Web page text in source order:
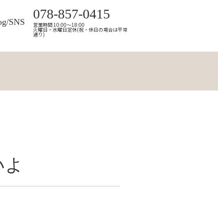
SNS
078-857-0415
営業時間 10:00～18:00
火曜日・水曜日定休(祝・休日の場合は平常
通り)